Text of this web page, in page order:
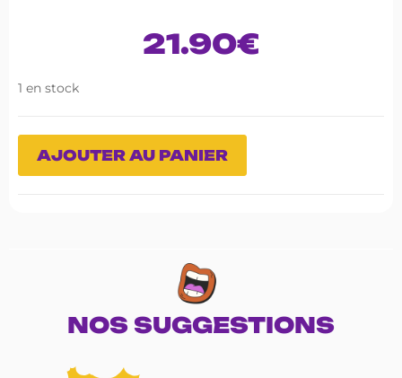
21.90€
1 en stock
AJOUTER AU PANIER
NOS SUGGESTIONS